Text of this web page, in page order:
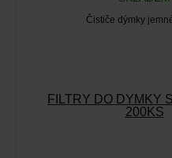
Čističe dýmky
FILTRY DO DÝMKY
200KS